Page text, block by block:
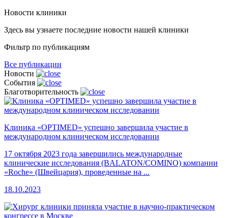
Новости клиники
Здесь вы узнаете последние новости нашей клиники
Фильтр по публикациям
Все публикации
Новости
События
Благотворительность
Клиника «OPTIMED» успешно завершила участие в
международном клиническом исследовании
17 октября 2023 года завершились международные
клинические исследования (BALATON/COMINO) компании
«Roche» (Швейцария), проведенные на ...
18.10.2023